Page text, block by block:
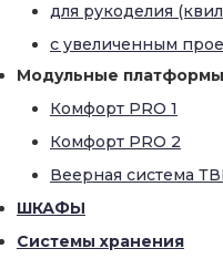
для рукоделия
с увеличенным
Модульные платформы
Комфорт PRO 1
Комфорт PRO 2
Веерная система
ШКАФЫ
Системы хранения